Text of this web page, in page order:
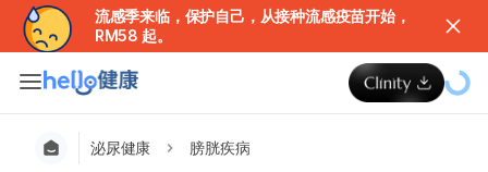
流感季来临，保护自己，从接种流感疫苗开始，
RM58 起。
泌尿健康 膀胱疾病